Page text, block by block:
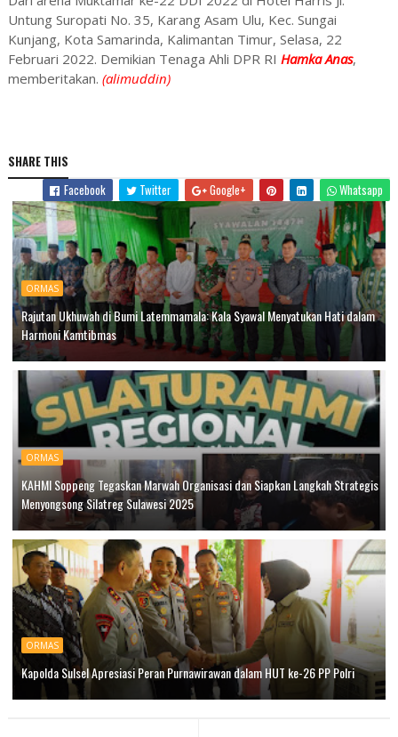
Untung Suropati No. 35, Karang Asam Ulu, Kec. Sungai
Kunjang, Kota Samarinda, Kalimantan Timur, Selasa, 22
Februari 2022. Demikian Tenaga Ahli DPR RI Hamka Anas,
memberitakan. (alimuddin)
SHARE THIS
Facebook
Twitter Google+ Whatsapp
ORMAS
Rajutan Ukhuwah di Bumi Latemmamala: Kala Syawal Menyatukan Hati dalam
Harmoni Kamtibmas
ORMAS
KAHMI Soppeng Tegaskan Marwah Organisasi dan Siapkan Langkah Strategis
Menyongsong Silatreg Sulawesi 2025
ORMAS
Kapolda Sulsel Apresiasi Peran Purnawirawan dalam HUT ke-26 PP Polri